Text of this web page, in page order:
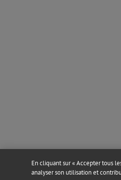
En cliquant sur « Accepter tous
analyser son utilisation et